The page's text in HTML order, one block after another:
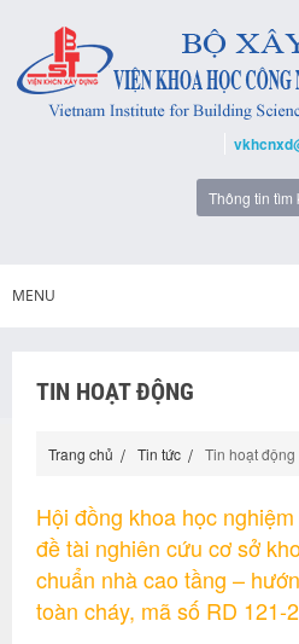
MENU
TIN HOẠT ĐỘNG
Trang chủ Tin tức Tin hoạt động
Hội đồng khoa học
đề tài nghiên cứu cơ sở
chuẩn nhà cao tầng –
toàn cháy, mã số RD 121-